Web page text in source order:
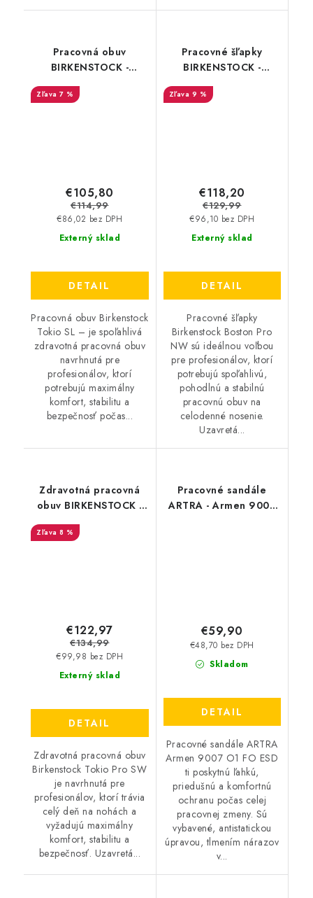
Pracovná obuv
BIRKENSTOCK -
Birkenstock Tokio SL -
54218
7 %
Externý sklad
€86,02 bez DPH
€105,80
€114,99
DETAIL
Pracovná obuv Birkenstock
Tokio SL – je spoľahlivá
zdravotná pracovná obuv
navrhnutá pre
profesionálov, ktorí
potrebujú maximálny
komfort, stabilitu a
bezpečnosť počas...
Pracovné šľapky
BIRKENSTOCK -
Birkenstock Boston
Pro NW - 54288
9 %
Externý sklad
€96,10 bez DPH
€118,20
€129,99
DETAIL
Pracovné šľapky
Birkenstock Boston Pro
NW sú ideálnou voľbou
pre profesionálov, ktorí
potrebujú spoľahlivú,
pohodlnú a stabilnú
pracovnú obuv na
celodenné nosenie.
Uzavretá...
Zdravotná pracovná
obuv BIRKENSTOCK -
SW - 54295
8 %
Externý sklad
€99,98 bez DPH
€122,97
€134,99
DETAIL
Zdravotná pracovná obuv
Birkenstock Tokio Pro SW
je navrhnutá pre
profesionálov, ktorí trávia
celý deň na nohách a
vyžadujú maximálny
komfort, stabilitu a
bezpečnosť. Uzavretá...
Pracovné sandále
ARTRA - Armen 9007
Skladom
€48,70 bez DPH
€59,90
DETAIL
Pracovné sandále ARTRA
Armen 9007 O1 FO ESD
ti poskytnú ľahkú,
priedušnú a komfortnú
ochranu počas celej
pracovnej zmeny. Sú
vybavené, antistatickou
úpravou, tlmením nárazov
v...